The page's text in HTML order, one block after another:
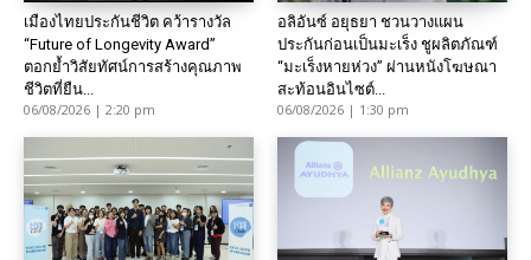
เมืองไทยประกันชีวิต คว้ารางวัล
“Future of Longevity Award”
ตอกย้ำวิสัยทัศน์การสร้างคุณภาพ
ชีวิตที่ยืน...
06/08/2026 | 2:20 pm
อลิอันซ์ อยุธยา ชวนวางแผน
ประกันก่อนเป็นมะเร็ง ชูผลิตภัณฑ์
“มะเร็งหายห่วง” ผ่านหนังโฆษณา
สะท้อนอินไซต์...
06/08/2026 | 1:30 pm